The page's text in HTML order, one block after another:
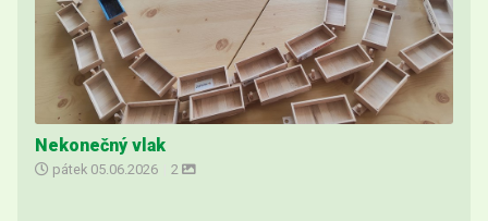
Nekonečný vlak
pátek 05.06.2026 2